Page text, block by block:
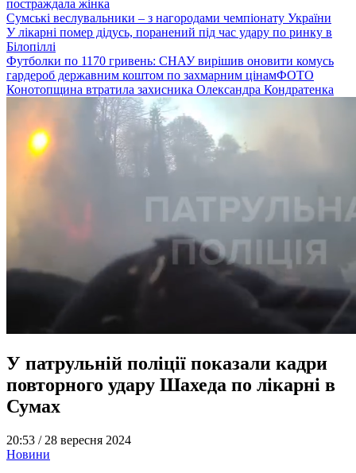
постраждала жінка
Сумські веслувальники – з нагородами чемпіонату України
У лікарні помер дідусь, поранений під час удару по ринку в
Білопіллі
Футболки по 1170 гривень: СНАУ вирішив оновити комусь
гардероб державним коштом по захмарним цінамФОТО
Конотопщина втратила захисника Олександра Кондратенка
У патрульній поліції показали кадри
повторного удару Шахеда по лікарні в
Сумах
20:53 / 28 вересня 2024
Новини